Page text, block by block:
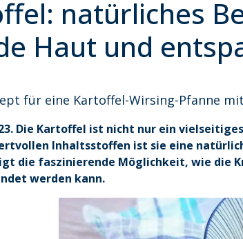
natürliches
Haut und
für eine Kartoffel-Wirsing-Pfanne
Die Kartoffel ist nicht nur ein
Inhaltsstoffen ist sie eine
die faszinierende Möglichkeit, wie die
werden kann.